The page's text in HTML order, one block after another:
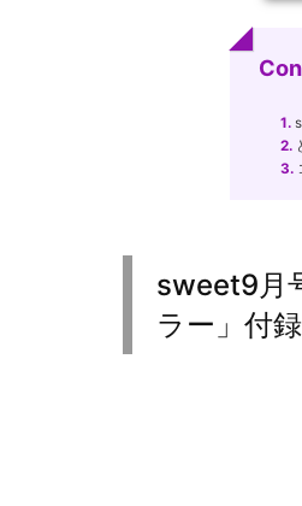
1.
2.
3.
sweet9月
ラー」付録